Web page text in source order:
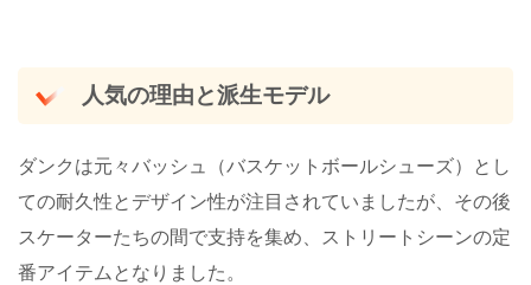
人気の理由と派生モデル
ダンクは元々バッシュ（バスケットボールシューズ）とし
ての耐久性とデザイン性が注目されていましたが、その後
スケーターたちの間で支持を集め、ストリートシーンの定
番アイテムとなりました。